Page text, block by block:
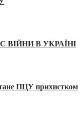
В УКРАЇНІ
ПЦУ прихистком